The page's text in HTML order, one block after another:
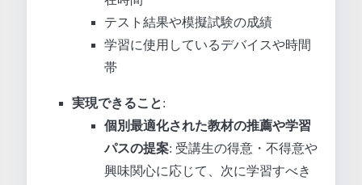
テスト結果や模擬試験の成績
学習に使用しているデバイスや時間
帯
実現できること:
個別最適化された教材の推薦や学習
パスの提案: 受講生の得意・不得意や
興味関心に応じて、次に学習すべき